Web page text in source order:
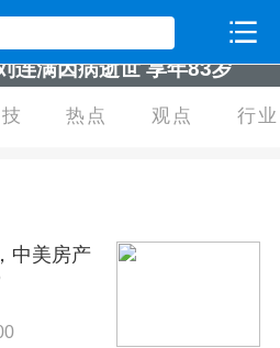
连满因病逝世 享年83岁
热点 观点 行业
中美房产